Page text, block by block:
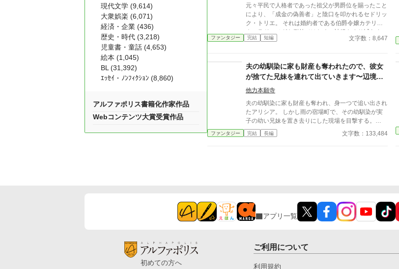
少なく、精霊が俺の周囲で顕現化しても何かをさせる
程の魔力がないから直ぐに姿が消えてしまう。 そん
なある日転機が訪れる。 いつもの如く精霊が俺の魔
力をねだって頂いちゃう訳だが、大抵俺はその場で気
を失う。 昔ひょんな事から助けた精霊が俺の所に現
当然ながら意識を失ったが、ふと目を覚ますと俺の周
囲にはものすごい数の魔石やら素材があって驚いた。
良いらしい。美味しいのか効果が高いのかは知らん
が、精霊の好みらしい。 何故この日に限って精霊が
ずっと顕現化しているんだ？ どうやら俺がうつ伏せ
で地面に倒れたのが良かったらしい。 俺と地脈と繋
がって、魔力が無限増殖状態だったようだ。 そして
これが俺が冒険者として活動する時のスタイルになっ
お構いなしに地面に寝そべってしまうんだから、あい
つは一体何をしているんだ！となってしまうのは仕方
がないが、これでも貢献していたんだぜ？ 何せそう
だが、精霊が視えないメンバーには俺がただ寝ている
だけにしか見えないらしい。 因みにダンジョンのボ
ス部屋に1人放り込まれたんだが、俺と先にパーティ
元々平民で人格者であった祖父が男爵位を賜ったこと
により、「成金の偽善者」と陰口を叩かれるセドリッ
ク・トリエ。 それは婚約者である伯爵令嬢カテリー
ナ・ラドゥメグも例外ではなく、神経をすり減らす
日々を送っていた。 そいてラドゥメグ伯爵家を訪れ
じものを投稿しております。
ファンタジー 完結 短編 文字数：8,647
夫の幼馴染に家も財産も奪われたので、彼女
が捨てた兄妹を連れて出ていきます〜辺境伯
家の住み込み家政婦になった今、戻れと言わ
他力本願寺
夫の幼馴染に家も財産も奪われ、身一つで追い出され
たアリシア。 しかし雨の宿場町で、その幼馴染が実
子の幼い兄妹を置き去りにした現場を目撃する。
「私が守る」――血の繋がらないエミルとリリィを連
れ、彼女は辺境伯家で住み込み家政婦として生き抜く
してくるが――。 アリシアは静かに微笑み、こう告
げた。 「もう、遅いわ」 追放された有能妻が、子ど
もたちとの家族愛と辺境伯との恋で本当の幸せを掴
ファンタジー 完結 長編 文字数：133,484
現代文学 (9,614)
大衆娯楽 (6,071)
経済・企業 (436)
歴史・時代 (3,218)
児童書・童話 (4,653)
絵本 (1,045)
BL (31,392)
ｴｯｾｲ・ﾉﾝﾌｨｸｼｮﾝ (8,860)
アルファポリス書籍化作家作品
Webコンテンツ大賞受賞作品
アプリ一覧
初めての方へ
ご利用について
利用規約